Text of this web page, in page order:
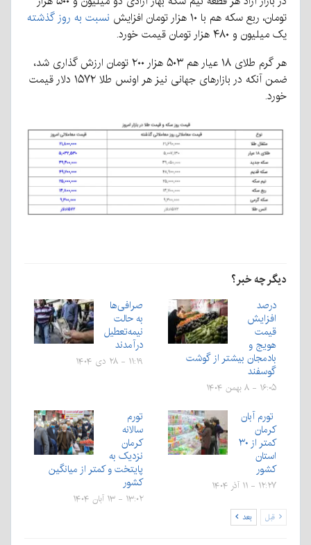
تومان، ربع سکه هم با ۱۰ هزار تومان افزایش
نسبت به روز گذشته
یک میلیون و ۴۸۰ هزار تومان قیمت خورد.
هر گرم طلای ۱۸ عیار هم ۵۰۳ هزار ۲۰۰ تومان ارزش گذاری شد،
ضمن آنکه در بازار‌های جهانی نیز هر اونس طلا ۱۵۷۲ دلار قیمت
خورد.
دیگر چه خبر؟
درصد
افزایش
قیمت
هویج و
بادمجان بیشتر از گوشت
گوسفند
۱۶:۰۵ - ۸ بهمن ۱۴۰۴
صرافی‌ها
به حالت
نیمه‌تعطیل
درآمدند
۱۱:۱۹ - ۲۸ دی ۱۴۰۴
تورم آبان
کرمان
کمتر از ۳۰
استان
کشور
۱۲:۲۷ - ۱۱ آذر ۱۴۰۴
تورم
سالانه
کرمان
نزدیک به
پایتخت و کمتر از میانگین
کشور
۱۳:۰۲ - ۱۳ آبان ۱۴۰۴
قبل بعد